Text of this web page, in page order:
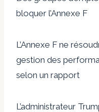
bloquer l’Annexe F
L’Annexe F ne
gestion des
selon un rapport
L’administrateur